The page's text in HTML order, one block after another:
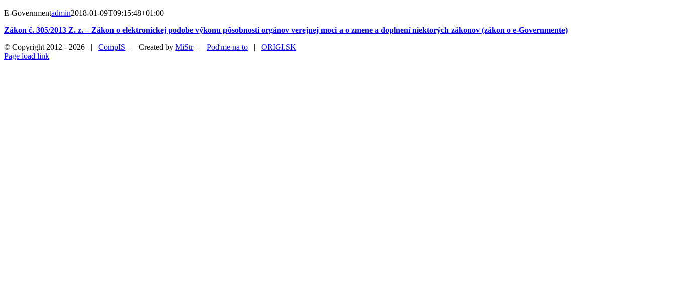
E-Governmentadmin2018-01-09T09:15:48+01:00
Zákon č. 305/2013 Z. z. – Zákon o elektronickej podobe výkonu pôsobnosti orgánov verejnej moci a o zmene a doplnení niektorých zákonov (zákon o e-Governmente)
© Copyright 2012 - 2026 | CompIS | Created by MiStr| Poďme na to | ORIGI.SK
Facebook
Page load link